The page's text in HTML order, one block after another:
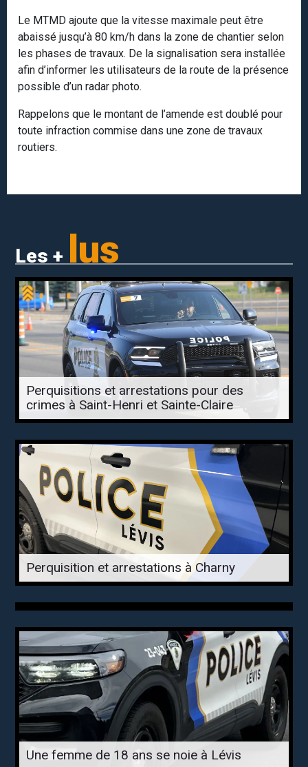
Le MTMD ajoute que la vitesse maximale peut être
abaissé jusqu’à 80 km/h dans la zone de chantier selon
les phases de travaux. De la signalisation sera installée
afin d’informer les utilisateurs de la route de la présence
possible d’un radar photo.
Rappelons que le montant de l’amende est doublé pour
toute infraction commise dans une zone de travaux
routiers.
Les + lus
Perquisitions et arrestations pour des
crimes à Saint-Henri et Sainte-Claire
Perquisition et arrestations à Charny
Une femme de 18 ans se noie à Lévis